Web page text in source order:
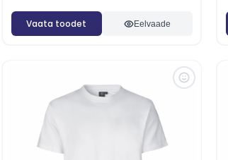
Vaata toodet Eelvaade